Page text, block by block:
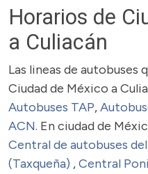
Horarios de
a Culiacán
Las lineas de autobuses
Ciudad de México a
Autobuses TAP,
ACN. En ciudad de
Central de autobuses
(Taxqueña) ,Central